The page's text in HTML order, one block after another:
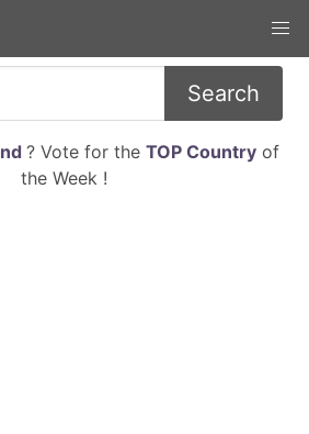
Search
? Vote for the TOP Countryof
the Week !